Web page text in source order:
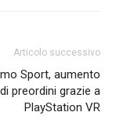
Articolo successivo
Sport, aumento
preordini grazie a
PlayStation VR